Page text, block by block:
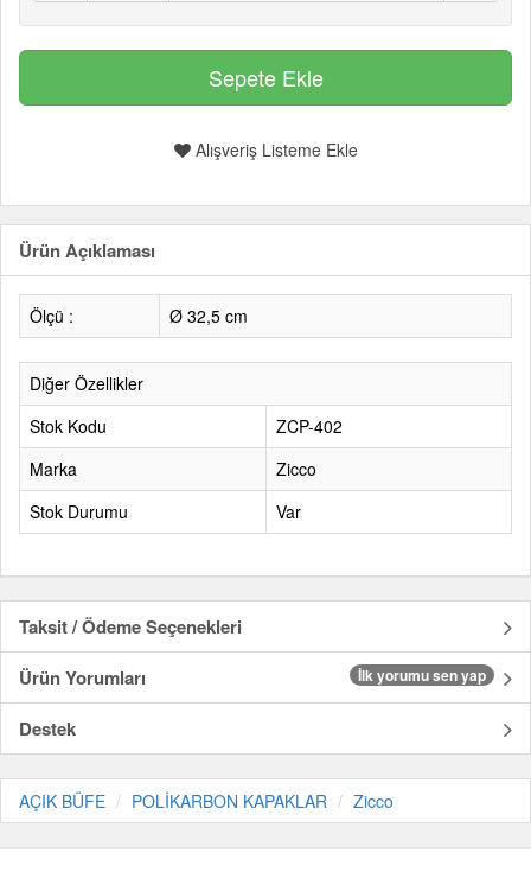
Alışveriş Listeme Ekle
Ürün Açıklaması
Ölçü : Ø 32,5 cm
Diğer Özellikler
Stok Kodu
ZCP-402
Marka
Zicco
Stok Durumu
Var
Taksit / Ödeme Seçenekleri
Ürün Yorumları
İlk yorumu sen yap
Destek
AÇIK BÜFE POLİKARBON KAPAKLAR Zicco